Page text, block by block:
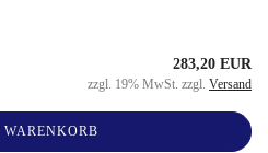
283,20 EUR
zzgl. 19% MwSt. zzgl. Versand